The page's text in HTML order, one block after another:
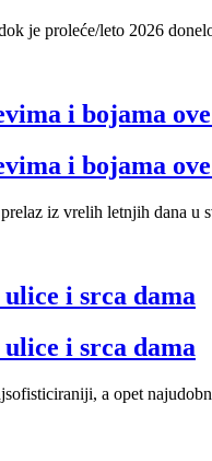
je proleće/leto 2026
i bojama
i bojama
iz vrelih letnjih dana
i srca dama
i srca dama
a opet